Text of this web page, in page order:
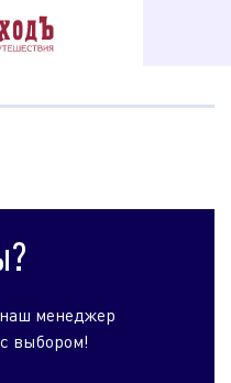
круизов
менеджер
выбором!